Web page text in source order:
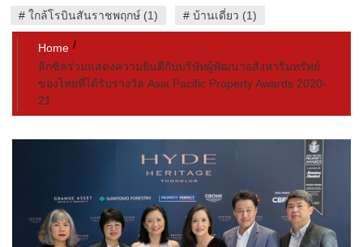
# ใกล้โรบินสันราชพฤกษ์ (1) # บ้านเดี่ยว (1)
Home
ลิกซิลร่วมแสดงความยินดีกับบริษัทผู้พัฒนาอสังหาริมทรัพย์
ของไทยที่ได้รับรางวัล Asia Pacific Property Awards 2020-
21